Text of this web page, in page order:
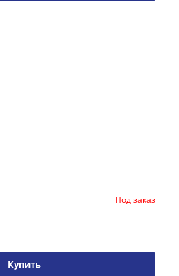
Под заказ
Купить